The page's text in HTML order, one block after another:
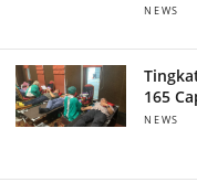
NEWS
165
NEWS